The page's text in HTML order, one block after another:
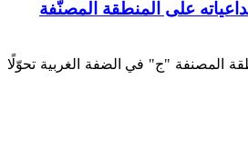
على المنطقة المصنّفة
المنطقة المصنفة "ج" في الضفة الغربية تحوّلًا